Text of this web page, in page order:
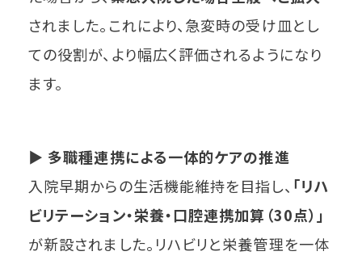
されました。これにより、急変時の受け皿とし
ての役割が、より幅広く評価されるようになり
ます。
▶ 多職種連携による一体的ケアの推進
入院早期からの生活機能維持を目指し、 「リハ
ビリテーション・栄養・口腔連携加算（30点）」
が新設されました。リハビリと栄養管理を一体